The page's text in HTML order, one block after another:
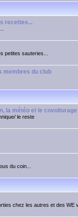
recettes...
petites sauteries...
membres du club
la météo et le covoiturage
le reste
du coin...
chez les autres et des WE